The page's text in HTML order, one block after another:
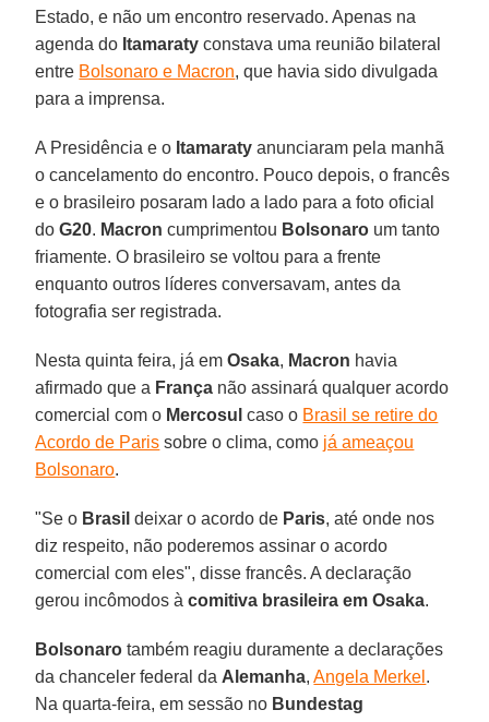
Estado, e não um encontro reservado. Apenas na
agenda do Itamaraty constava uma reunião bilateral
entre Bolsonaro e Macron, que havia sido divulgada
para a imprensa.
A Presidência e o Itamaraty anunciaram pela manhã
o cancelamento do encontro. Pouco depois, o francês
e o brasileiro posaram lado a lado para a foto oficial
doG20. Macron cumprimentou Bolsonaro um tanto
friamente. O brasileiro se voltou para a frente
enquanto outros líderes conversavam, antes da
fotografia ser registrada.
Nesta quinta feira, já emOsaka, Macron havia
afirmado que a França não assinará qualquer acordo
comercial com o Mercosul caso o Brasil se retire do
Acordo de Paris sobre o clima, como já ameaçou
Bolsonaro.
"Se o Brasil deixar o acordo de Paris, até onde nos
diz respeito, não poderemos assinar o acordo
comercial com eles", disse francês. A declaração
gerou incômodos àcomitiva brasileira em Osaka.
Bolsonaro também reagiu duramente a declarações
da chanceler federal da Alemanha,Angela Merkel .
Na quarta-feira, em sessão no Bundestag